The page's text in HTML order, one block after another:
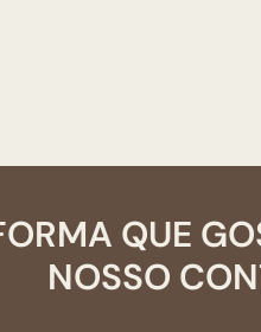
QUE
NOSSO